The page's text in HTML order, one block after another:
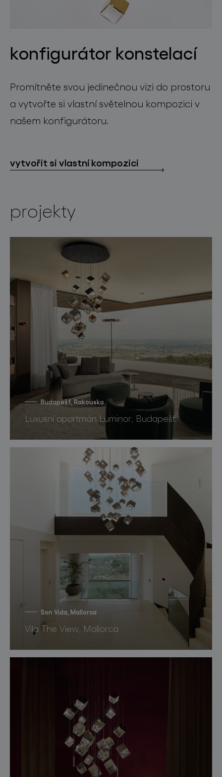
konfigurátor konstelací
Promítněte svou jedinečnou vizi do prostoru
a vytvořte si vlastní světelnou kompozici v
našem konfigurátoru.
vytvořit si vlastní kompozici
projekty
Budapešť, Rakousko
Luxusní apartmán Luminor, Budapešť
Son Vida, Mallorca
Vila The View, Mallorca